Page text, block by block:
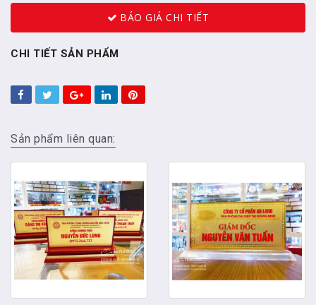
BÁO GIÁ CHI TIẾT
CHI TIẾT SẢN PHẨM
Sản phẩm liên quan: